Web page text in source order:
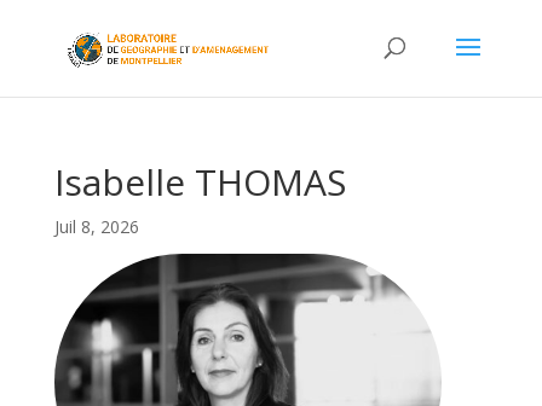
Isabelle THOMAS
Juil 8, 2026